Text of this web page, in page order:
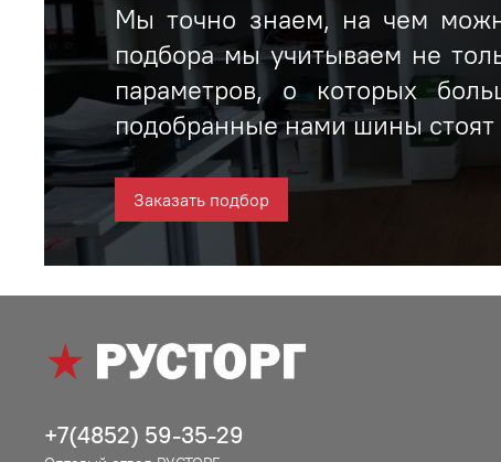
Мы точно знаем, на чем
подбора мы учитываем не
параметров, о которых
подобранные нами шины стоят
Заказать подбор
+7(4852) 59-35-29